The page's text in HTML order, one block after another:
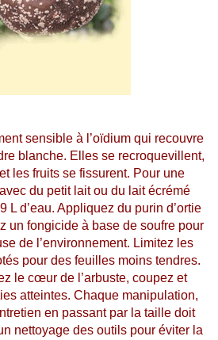
sensible à l’oïdium qui recouvre
blanche. Elles se recroquevillent,
les fruits se fissurent. Pour une
du petit lait ou du lait écrémé
L d’eau. Appliquez du purin d’ortie
un fongicide à base de soufre pour
de l’environnement. Limitez les
pour des feuilles moins tendres.
le cœur de l’arbuste, coupez et
atteintes. Chaque manipulation,
en passant par la taille doit
nettoyage des outils pour éviter la